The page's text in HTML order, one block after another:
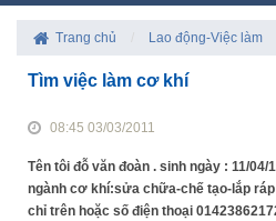
Trang chủ Lao động-Việc làm
Tìm việc làm cơ khí
08:45 03/03/2011
Tên tôi đỗ văn đoàn . sinh ngày : 11/
ngành cơ khí:sửa chữa-chế tạo-lắp ráp
chỉ trên hoặc số điện thoại